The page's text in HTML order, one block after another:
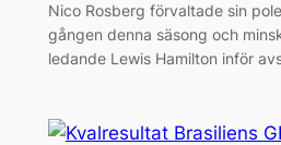
Nico Rosberg förvaltade sin
gången denna säsong och
ledande Lewis Hamilton inför